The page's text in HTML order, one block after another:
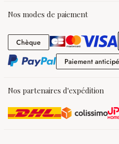
Nos modes de paiement
Chèque Chèque
Paiement anticipé
Nos partenaires d'expédition